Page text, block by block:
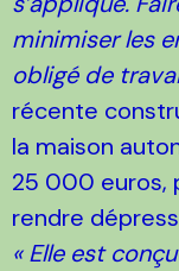
minimiser les
obligé de
récente
la maison
25 000 euros,
rendre
« Elle est